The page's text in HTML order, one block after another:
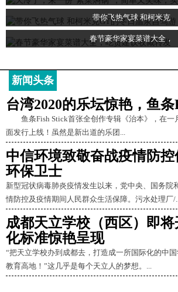
带你飞热气球 和柯米克
春节豪华家宴菜谱大全，
新闻头条
台湾2020的乐坛惊艳，鱼
鱼条Fish Stick首张全创作专辑《治本》，在一
面发行上线！虽然是新出道的乐团...
中信环境致敬奋战疫情防
环保卫士
新型冠状病毒肺炎疫情发生以来，党中央、国务院
情防控及疫情期间人民群众生活保障。污水处理厂/...
成都天立学校（西区）即
化标准惊艳呈现
“把天立学校办到成都去，打造成一所国际化的中
教育高地！”这几乎是每个天立人的梦想。...